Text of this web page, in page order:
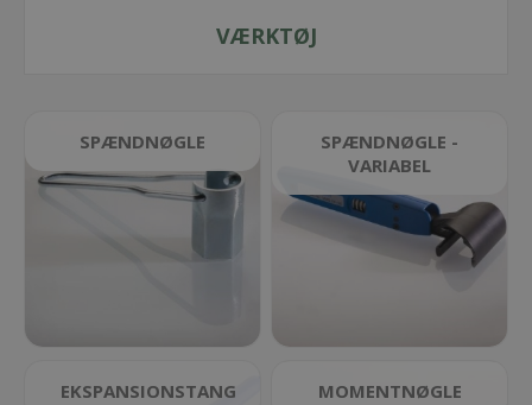
VÆRKTØJ
SPÆNDNØGLE
SPÆNDNØGLE -
VARIABEL
EKSPANSIONSTANG MOMENTNØGLE